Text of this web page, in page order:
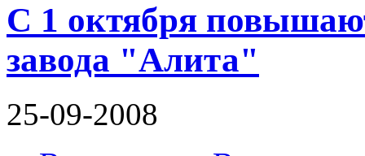
С 1 октября
завода "Алита"
25-09-2008